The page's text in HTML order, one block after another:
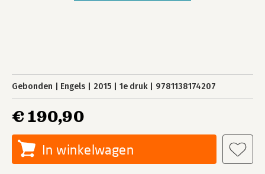
Gebonden Engels 2015 1e druk 9781138174207
€ 190,90
In winkelwagen